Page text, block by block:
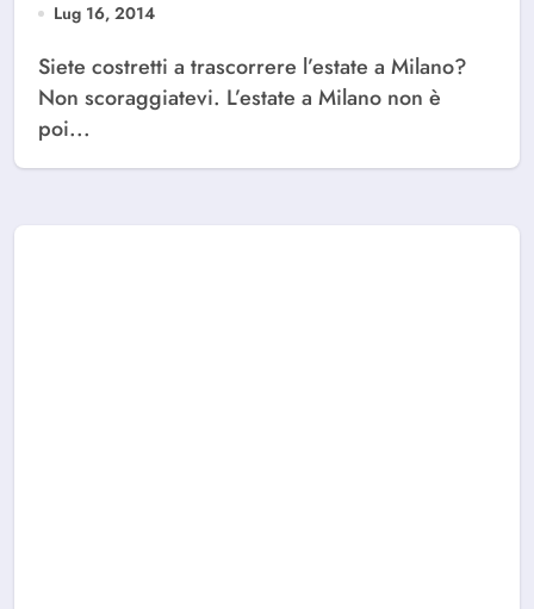
Lug 16, 2014
Siete costretti a trascorrere l’estate a Milano?
Non scoraggiatevi. L’estate a Milano non è
poi...